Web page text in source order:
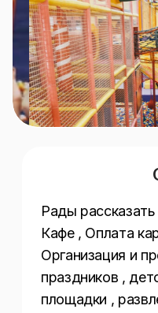
Рады
Кафе , Оплата
Организация и
праздников ,
площадки ,